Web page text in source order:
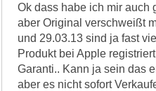
Ok dass habe ich mir auch
aber Original verschweißt
und 29.03.13 sind ja fast
Produkt bei Apple
Garanti.. Kann ja sein das
aber es nicht sofort